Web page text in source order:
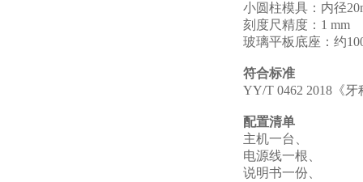
小圆柱模具：内径
刻度尺精度：1 mm
玻璃平板底座：约
符合标准
YY/T 0462 2018《
配置清单
主机一台、
电源线一根、
说明书一份、